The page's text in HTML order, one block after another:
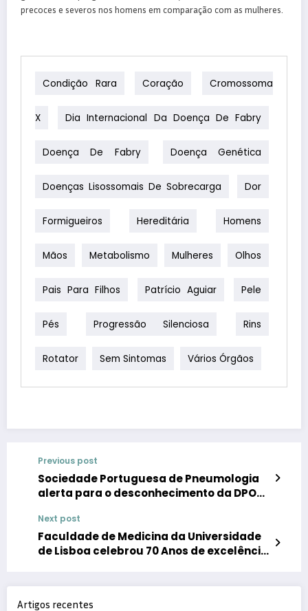
precoces e severos nos homens em comparação com as mulheres.
Condição Rara Coração Cromossoma
X Dia Internacional Da Doença De Fabry
Doença De Fabry Doença Genética
Doenças Lisossomais De Sobrecarga Dor
Formigueiros Hereditária Homens
Mãos Metabolismo Mulheres Olhos
Pais Para Filhos Patrício Aguiar Pele
Pés Progressão Silenciosa Rins
Rotator Sem Sintomas Vários Órgãos
Previous post
Sociedade Portuguesa de Pneumologia
alerta para o desconhecimento da DPOC:
terceira causa de morte mundial
Next post
Faculdade de Medicina da Universidade
de Lisboa celebrou 70 Anos de excelência
Artigos recentes